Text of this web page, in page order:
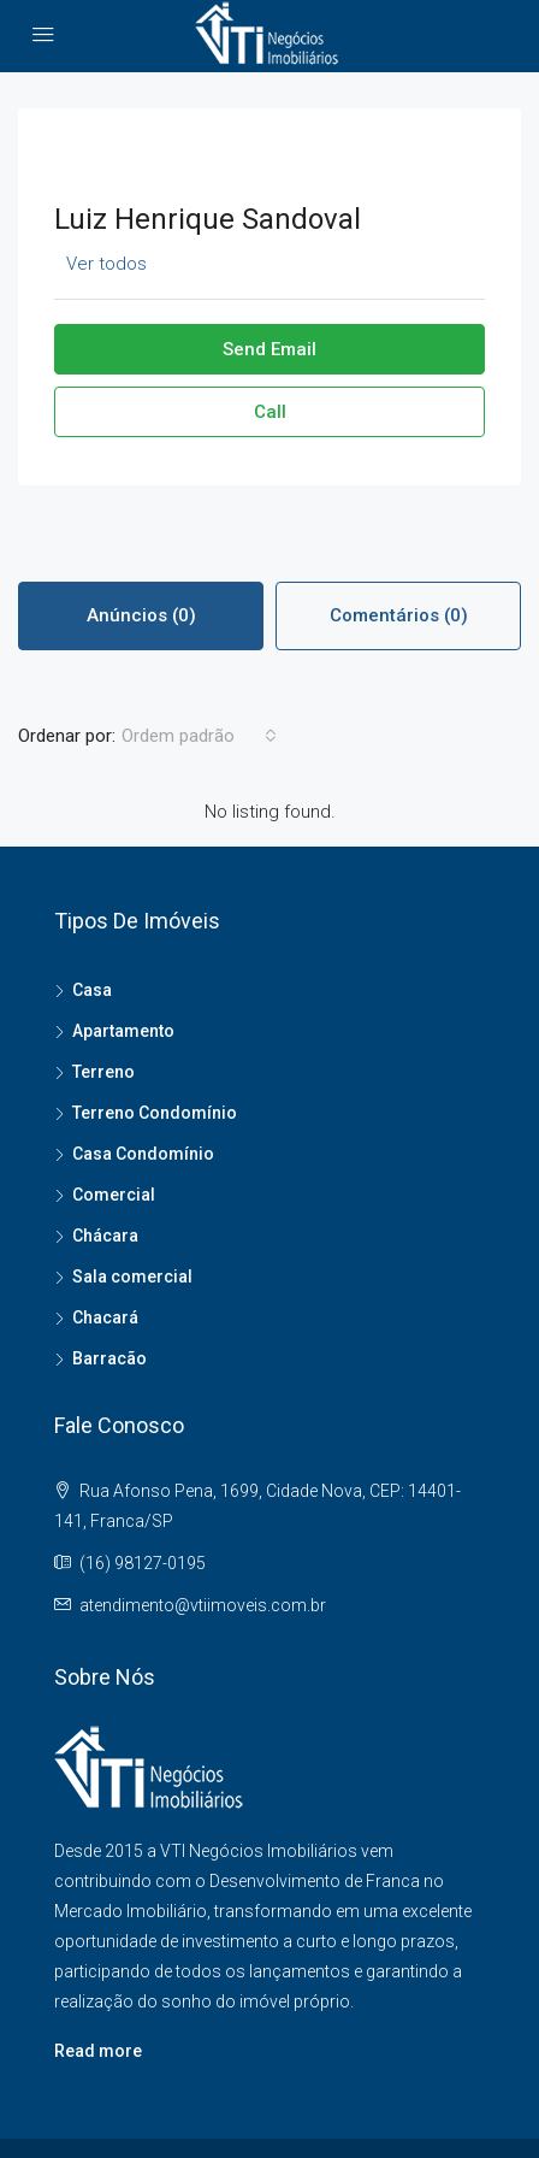
Luiz Henrique Sandoval
Ver todos
Send Email
Call
Anúncios (0) Comentários (0)
Ordenar por: Ordem padrão
No listing found.
Tipos De Imóveis
Casa
Apartamento
Terreno
Terreno Condomínio
Casa Condomínio
Comercial
Chácara
Sala comercial
Chacará
Barracão
Fale Conosco
Rua Afonso Pena, 1699, Cidade Nova, CEP: 14401-
141, Franca/SP
(16) 98127-0195
atendimento@vtiimoveis.com.br
Sobre Nós
Desde 2015 a VTI Negócios Imobiliários vem
contribuindo com o Desenvolvimento de Franca no
Mercado Imobiliário, transformando em uma excelente
oportunidade de investimento a curto e longo prazos,
participando de todos os lançamentos e garantindo a
realização do sonho do imóvel próprio.
Read more